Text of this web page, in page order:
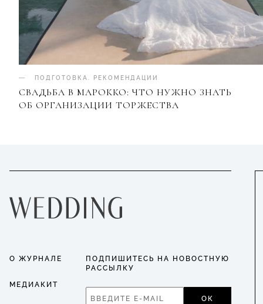
ПОДГОТОВКА РЕКОМЕНДАЦИИ
СВАДЬБА В МАРОККО: ЧТО НУЖНО ЗНАТЬ
ОБ ОРГАНИЗАЦИИ ТОРЖЕСТВА
О ЖУРНАЛЕ
МЕДИАКИТ
ПОДПИШИТЕСЬ НА НОВОСТНУЮ
РАССЫЛКУ
ОК